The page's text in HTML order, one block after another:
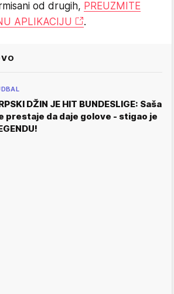
od drugih, PREUZMITE
APLIKACIJU
.
DŽIN JE HIT BUNDESLIGE: Saša
prestaje da daje golove - stigao je